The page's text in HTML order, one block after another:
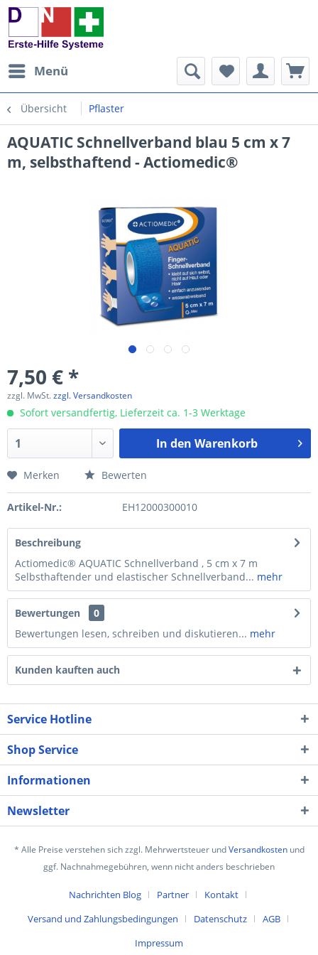
Menü
Übersicht Pflaster
AQUATIC Schnellverband blau 5 cm x 7
m, selbsthaftend - Actiomedic®
7,50 € *
zzgl. MwSt.zzgl. Versandkosten
Sofort versandfertig, Lieferzeit ca. 1-3 Werktage
In den Warenkorb
Merken Bewerten
Artikel-Nr.: EH12000300010
Beschreibung
Actiomedic® AQUATIC Schnellverband , 5 cm x 7 m
Selbsthaftender und elastischer Schnellverband... mehr
Bewertungen
0
Bewertungen lesen, schreiben und diskutieren... mehr
Kunden kauften auch
Service Hotline
Shop Service
Informationen
Newsletter
* Alle Preise verstehen sich zzgl. Mehrwertsteuer undVersandkostenund
ggf. Nachnahmegebühren, wenn nicht anders beschrieben
Nachrichten Blog Partner
Kontakt
Versand und Zahlungsbedingungen
Datenschutz
AGB
Impressum